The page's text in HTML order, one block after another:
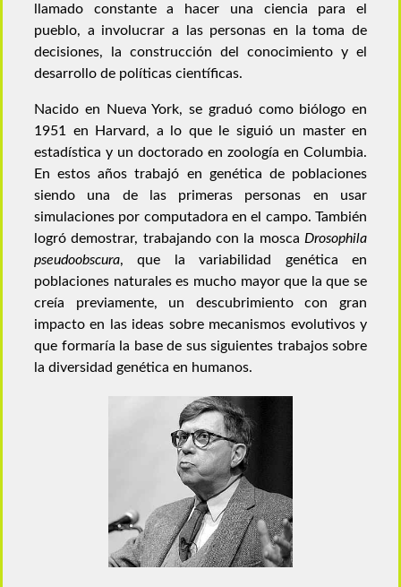
llamado constante a hacer una ciencia para el
pueblo, a involucrar a las personas en la toma de
decisiones, la construcción del conocimiento y el
desarrollo de políticas científicas.
Nacido en Nueva York, se graduó como biólogo en
1951 en Harvard, a lo que le siguió un master en
estadística y un doctorado en zoología en Columbia.
En estos años trabajó en genética de poblaciones
siendo una de las primeras personas en usar
simulaciones por computadora en el campo. También
logró demostrar, trabajando con la mosca Drosophila
pseudoobscura, que la variabilidad genética en
poblaciones naturales es mucho mayor que la que se
creía previamente, un descubrimiento con gran
impacto en las ideas sobre mecanismos evolutivos y
que formaría la base de sus siguientes trabajos sobre
la diversidad genética en humanos.